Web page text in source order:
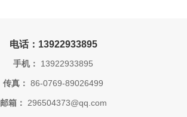
电话：13922933895
手机： 13922933895
传真： 86-0769-89026499
邮箱： 296504373@qq.com